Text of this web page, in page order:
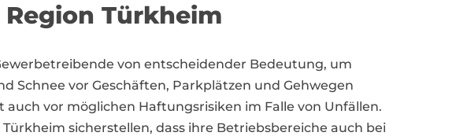
Türkheim
von entscheidender Bedeutung, um
Schnee vor Geschäften, Parkplätzen und Gehwegen
vor möglichen Haftungsrisiken im Falle von Unfällen.
sicherstellen, dass ihre Betriebsbereiche auch bei